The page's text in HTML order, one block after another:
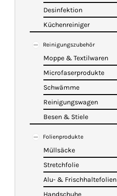
Desinfektion
Küchenreiniger
Reinigungszubehör
Moppe & Textilwaren
Microfaserprodukte
Schwämme
Reinigungswagen
Besen & Stiele
Folienprodukte
Müllsäcke
Stretchfolie
Alu- & Frischhaltefolien
Handschuhe